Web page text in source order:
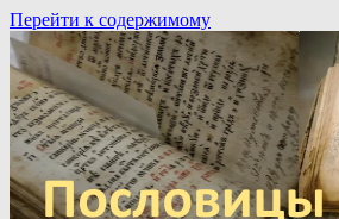
Перейти к содержимому